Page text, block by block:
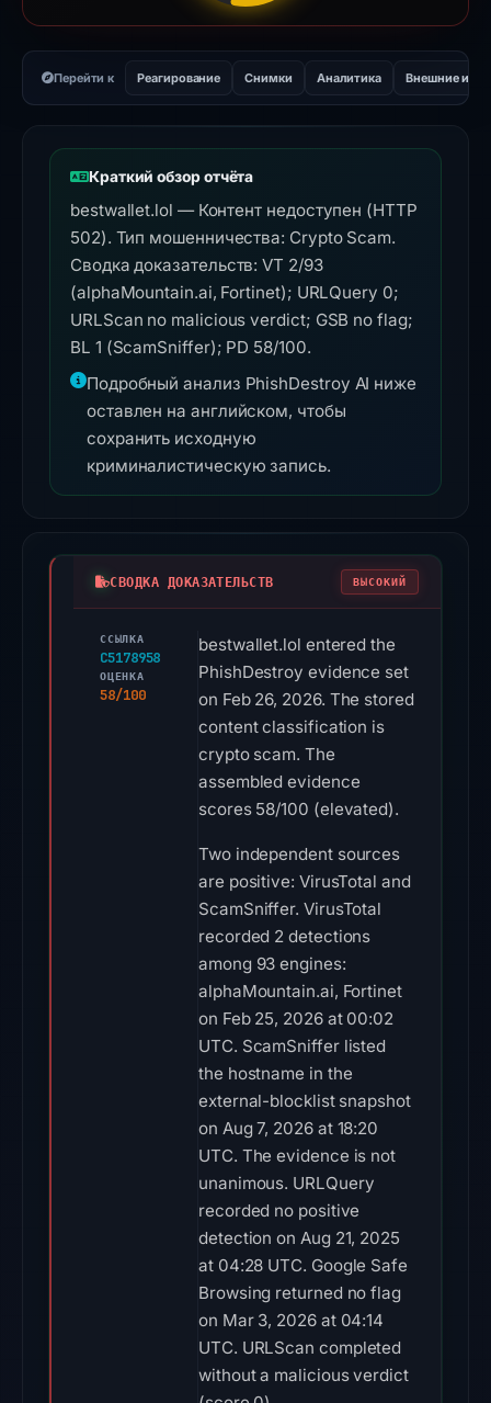
Перейти к Реагирование Снимки Аналитика Внешние
Краткий обзор отчёта
bestwallet.lol — Контент недоступен (HTTP
502). Тип мошенничества: Crypto Scam.
Сводка доказательств: VT 2/93
(alphaMountain.ai, Fortinet); URLQuery 0;
URLScan no malicious verdict; GSB no flag;
BL 1 (ScamSniffer); PD 58/100.
Подробный анализ PhishDestroy AI ниже
оставлен на английском, чтобы
сохранить исходную
криминалистическую запись.
СВОДКА ДОКАЗАТЕЛЬСТВ ВЫСОКИЙ
ССЫЛКА
C5178958
ОЦЕНКА
58/100
bestwallet.lol entered the
PhishDestroy evidence set
on Feb 26, 2026. The stored
content classification is
crypto scam. The
assembled evidence
scores 58/100 (elevated).
Two independent sources
are positive: VirusTotal and
ScamSniffer. VirusTotal
recorded 2 detections
among 93 engines:
alphaMountain.ai, Fortinet
on Feb 25, 2026 at 00:02
UTC. ScamSniffer listed
the hostname in the
external-blocklist snapshot
on Aug 7, 2026 at 18:20
UTC. The evidence is not
unanimous. URLQuery
recorded no positive
detection on Aug 21, 2025
at 04:28 UTC. Google Safe
Browsing returned no flag
on Mar 3, 2026 at 04:14
UTC. URLScan completed
without a malicious verdict